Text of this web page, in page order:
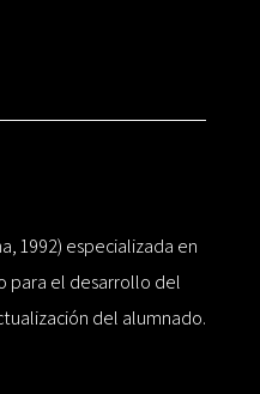
1992) especializada en
para el desarrollo del
del alumnado.